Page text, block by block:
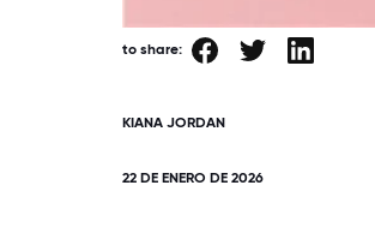
to share:
KIANA JORDAN
22 DE ENERO DE 2026